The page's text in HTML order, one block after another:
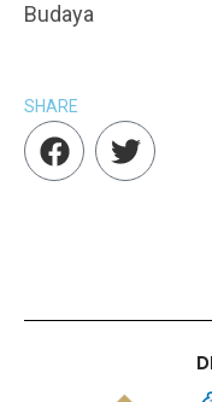
Budaya
SHARE
F
a
o
T
w
r